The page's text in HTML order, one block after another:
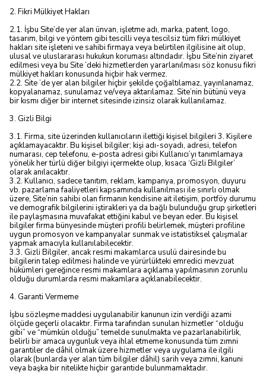
2. Fikri Mülkiyet Hakları
2.1. İşbu Site’de yer alan ünvan, işletme adı, marka, patent, logo,
tasarım, bilgi ve yöntem gibi tescilli veya tescilsiz tüm fikri mülkiyet
hakları site işleteni ve sahibi firmaya veya belirtilen ilgilisine ait olup,
ulusal ve uluslararası hukukun koruması altındadır. İşbu Site’nin ziyaret
edilmesi veya bu Site ’deki hizmetlerden yararlanılması söz konusu fikri
mülkiyet hakları konusunda hiçbir hak vermez.
2.2. Site ’de yer alan bilgiler hiçbir şekilde çoğaltılamaz, yayınlanamaz,
kopyalanamaz, sunulamaz ve/veya aktarılamaz. Site’nin bütünü veya
bir kısmı diğer bir internet sitesinde izinsiz olarak kullanılamaz.
3. Gizli Bilgi
3.1. Firma, site üzerinden kullanıcıların ilettiği kişisel bilgileri 3. Kişilere
açıklamayacaktır. Bu kişisel bilgiler; kişi adı-soyadı, adresi, telefon
numarası, cep telefonu, e-posta adresi gibi Kullanıcı’yı tanımlamaya
yönelik her türlü diğer bilgiyi içermekte olup, kısaca ‘Gizli Bilgiler’
olarak anılacaktır.
3.2. Kullanıcı, sadece tanıtım, reklam, kampanya, promosyon, duyuru
vb. pazarlama faaliyetleri kapsamında kullanılması ile sınırlı olmak
üzere, Site’nin sahibi olan firmanın kendisine ait iletişim, portföy durumu
ve demografik bilgilerini iştirakleri ya da bağlı bulunduğu grup şirketleri
ile paylaşmasına muvafakat ettiğini kabul ve beyan eder. Bu kişisel
bilgiler firma bünyesinde müşteri profili belirlemek, müşteri profiline
uygun promosyon ve kampanyalar sunmak ve istatistiksel çalışmalar
yapmak amacıyla kullanılabilecektir.
3.3. Gizli Bilgiler, ancak resmi makamlarca usulü dairesinde bu
bilgilerin talep edilmesi halinde ve yürürlükteki emredici mevzuat
hükümleri gereğince resmi makamlara açıklama yapılmasının zorunlu
olduğu durumlarda resmi makamlara açıklanabilecektir.
4. Garanti Vermeme
İşbu sözleşme maddesi uygulanabilir kanunun izin verdiği azami
ölçüde geçerli olacaktır. Firma tarafından sunulan hizmetler “olduğu
gibi” ve “mümkün olduğu” temelde sunulmakta ve pazarlanabilirlik,
belirli bir amaca uygunluk veya ihlal etmeme konusunda tüm zımni
garantiler de dâhil olmak üzere hizmetler veya uygulama ile ilgili
olarak (bunlarda yer alan tüm bilgiler dâhil) sarih veya zımni, kanuni
veya başka bir nitelikte hiçbir garantide bulunmamaktadır.